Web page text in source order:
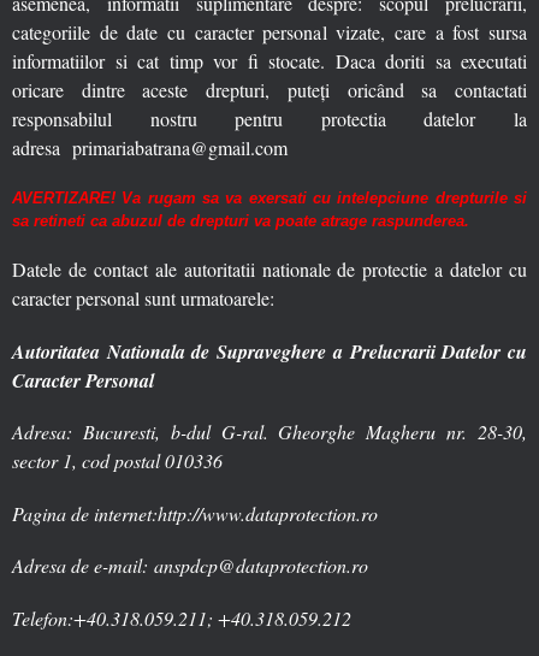
categoriile de date cu caracter personal vizate, care a fost sursa
informatiilor si cat timp vor fi stocate. Daca doriti sa executati
oricare dintre aceste drepturi, puteți oricând sa contactati
responsabilul nostru pentru protectia datelor la
adresa primariabatrana@gmail.com
AVERTIZARE! Va rugam sa va exersati cu intelepciune drepturile si
sa retineti ca abuzul de drepturi va poate atrage raspunderea.
Datele de contact ale autoritatii nationale de protectie a datelor cu
caracter personal sunt urmatoarele:
Autoritatea Nationala de Supraveghere a Prelucrarii Datelor cu
Caracter Personal
Adresa: Bucuresti, b-dul G-ral. Gheorghe Magheru nr. 28-30,
sector 1, cod postal 010336
Pagina de internet:http://www.dataprotection.ro
Adresa de e-mail: anspdcp@dataprotection.ro
Telefon:+40.318.059.211; +40.318.059.212